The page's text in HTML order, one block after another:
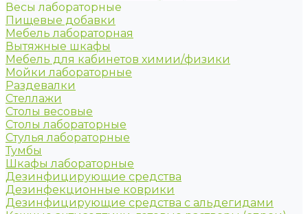
Весы лабораторные
Пищевые добавки
Мебель лабораторная
Вытяжные шкафы
Мебель для кабинетов химии/физики
Мойки лабораторные
Раздевалки
Стеллажи
Столы весовые
Столы лабораторные
Стулья лабораторные
Тумбы
Шкафы лабораторные
Дезинфицирующие средства
Дезинфекционные коврики
Дезинфицирующие средства с альдегидами